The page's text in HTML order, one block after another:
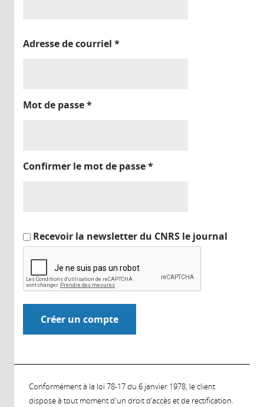
Adresse de courriel *
Mot de passe*
Confirmer le mot de passe*
Recevoir la newsletter du CNRS le journal
Conformément à la loi 78-17 du 6 janvier 1978, le client
dispose à tout moment d'un droit d'accès et de rectification.